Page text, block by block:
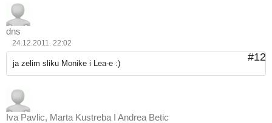
dns
24.12.2011. 22:02
#12
ja zelim sliku Monike i Lea-e :)
Iva Pavlic, Marta Kustreba I Andrea Betic